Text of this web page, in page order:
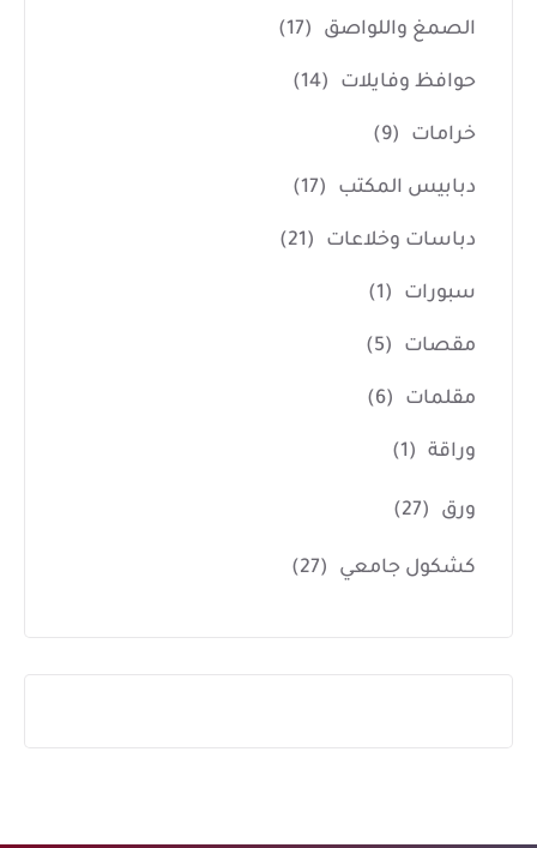
الصمغ واللواصق (17)
حوافظ وفايلات (14)
خرامات (9)
دبابيس المكتب (17)
دباسات وخلاعات (21)
سبورات (1)
مقصات (5)
مقلمات (6)
وراقة (1)
ورق (27)
كشكول جامعي (27)